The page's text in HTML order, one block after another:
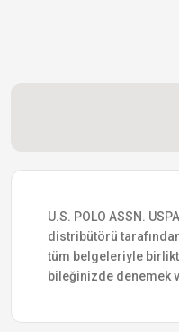
U.S. POLO ASSN.
distribütörü
tüm belgeleriyle
bileğinizde denemek